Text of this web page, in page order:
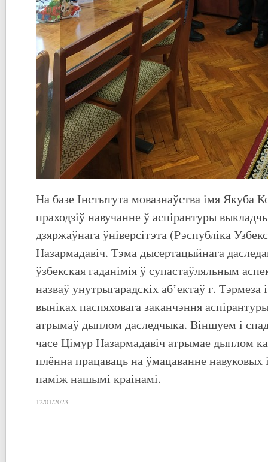
На базе Інстытута мовазнаўства імя Якуба
праходзіў навучанне ў аспірантуры
дзяржаўнага ўніверсітэта (Рэспубліка
Назармадавіч. Тэма дысертацыйнага
ўзбекская гаданімія ў супастаўляльным
назваў унутрыгарадскіх аб’ектаў г. Тэрмеза
выніках паспяховага заканчэння
атрымаў дыплом даследчыка. Віншуем і
часе Цімур Назармадавіч атрымае дыплом
плённа працаваць на ўмацаванне навуковых
паміж нашымі краінамі.
12/01/2023